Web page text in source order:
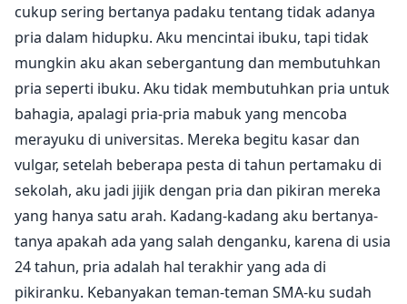
cukup sering bertanya padaku tentang tidak adanya
pria dalam hidupku. Aku mencintai ibuku, tapi tidak
mungkin aku akan sebergantung dan membutuhkan
pria seperti ibuku. Aku tidak membutuhkan pria untuk
bahagia, apalagi pria-pria mabuk yang mencoba
merayuku di universitas. Mereka begitu kasar dan
vulgar, setelah beberapa pesta di tahun pertamaku di
sekolah, aku jadi jijik dengan pria dan pikiran mereka
yang hanya satu arah. Kadang-kadang aku bertanya-
tanya apakah ada yang salah denganku, karena di usia
24 tahun, pria adalah hal terakhir yang ada di
pikiranku. Kebanyakan teman-teman SMA-ku sudah